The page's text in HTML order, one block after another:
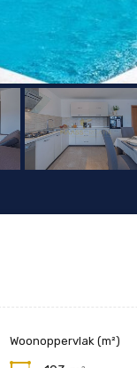
Woonoppervlak (m²)